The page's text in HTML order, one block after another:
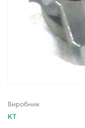
Виробник
KT